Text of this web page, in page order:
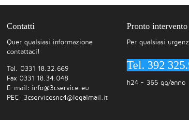
Contatti
Quer qualsiasi informazione
contattaci!
Tel. 0331 18.32.669
Fax 0331 18.34.048
E-mail: info@3cservice.eu
PEC: 3cservicesnc4@legalmail.it
Pronto intervento
Per qualsiasi
Tel. 392
h24 - 365 gg/anno